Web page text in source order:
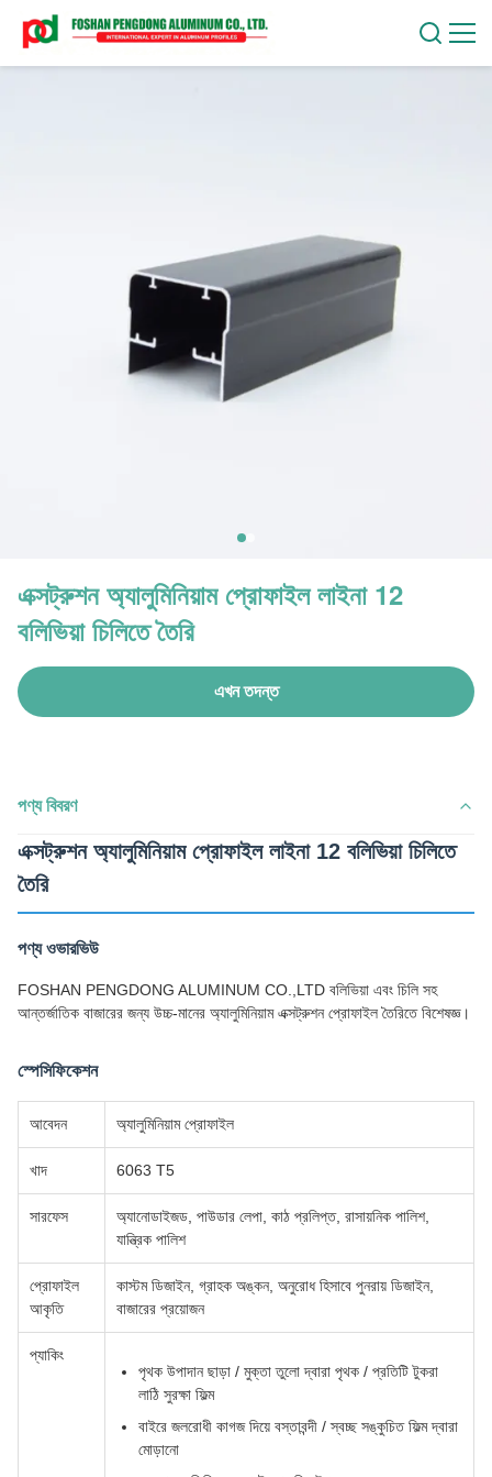
এক্সট্রুশন অ্যালুমিনিয়াম প্রোফাইল লাইনা 12
বলিভিয়া চিলিতে তৈরি
এখন তদন্ত
পণ্য বিবরণ
এক্সট্রুশন অ্যালুমিনিয়াম প্রোফাইল লাইনা 12 বলিভিয়া চিলিতে
তৈরি
পণ্য ওভারভিউ
FOSHAN PENGDONG ALUMINUM CO.,LTD বলিভিয়া এবং চিলি সহ
আন্তর্জাতিক বাজারের জন্য উচ্চ-মানের অ্যালুমিনিয়াম এক্সট্রুশন প্রোফাইল তৈরিতে বিশেষজ্ঞ।
স্পেসিফিকেশন
আবেদন অ্যালুমিনিয়াম প্রোফাইল
খাদ 6063 T5
সারফেস
অ্যানোডাইজড, পাউডার লেপা, কাঠ প্রলিপ্ত, রাসায়নিক পালিশ,
যান্ত্রিক পালিশ
প্রোফাইল
আকৃতি
কাস্টম ডিজাইন, গ্রাহক অঙ্কন, অনুরোধ হিসাবে পুনরায় ডিজাইন,
বাজারের প্রয়োজন
প্যাকিং
পৃথক উপাদান ছাড়া / মুক্তা তুলো দ্বারা পৃথক / প্রতিটি টুকরা
লাঠি সুরক্ষা ফিল্ম
বাইরে জলরোধী কাগজ দিয়ে বস্তাবন্দী / স্বচ্ছ সঙ্কুচিত ফিল্ম দ্বারা
মোড়ানো